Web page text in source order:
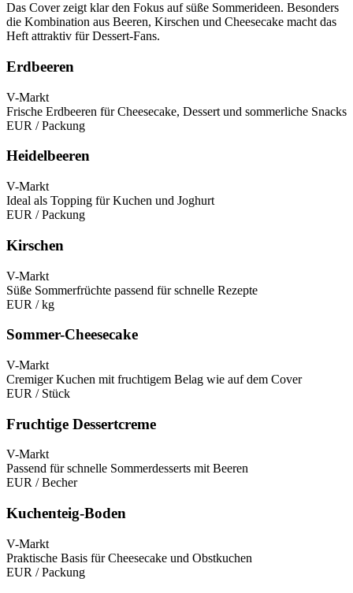
Das Cover zeigt klar den Fokus auf süße Sommerideen. Besonders
die Kombination aus Beeren, Kirschen und Cheesecake macht das
Heft attraktiv für Dessert-Fans.
Erdbeeren
V-Markt
Frische Erdbeeren für Cheesecake, Dessert und sommerliche Snacks
EUR / Packung
Heidelbeeren
V-Markt
Ideal als Topping für Kuchen und Joghurt
EUR / Packung
Kirschen
V-Markt
Süße Sommerfrüchte passend für schnelle Rezepte
EUR / kg
Sommer-Cheesecake
V-Markt
Cremiger Kuchen mit fruchtigem Belag wie auf dem Cover
EUR / Stück
Fruchtige Dessertcreme
V-Markt
Passend für schnelle Sommerdesserts mit Beeren
EUR / Becher
Kuchenteig-Boden
V-Markt
Praktische Basis für Cheesecake und Obstkuchen
EUR / Packung